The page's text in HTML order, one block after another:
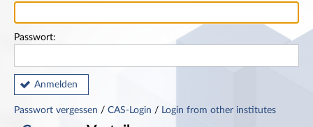
Passwort:
Anmelden
Passwort vergessen / CAS-Login / Login from other institutes